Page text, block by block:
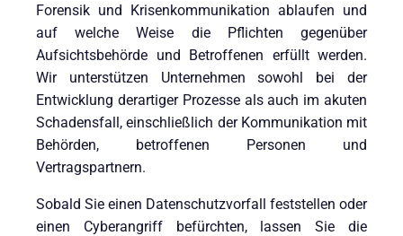
Forensik und Krisenkommunikation ablaufen und
auf welche Weise die Pflichten gegenüber
Aufsichtsbehörde und Betroffenen erfüllt werden.
Wir unterstützen Unternehmen sowohl bei der
Entwicklung derartiger Prozesse als auch im akuten
Schadensfall, einschließlich der Kommunikation mit
Behörden, betroffenen Personen und
Vertragspartnern.
Sobald Sie einen Datenschutzvorfall feststellen oder
einen Cyberangriff befürchten, lassen Sie die